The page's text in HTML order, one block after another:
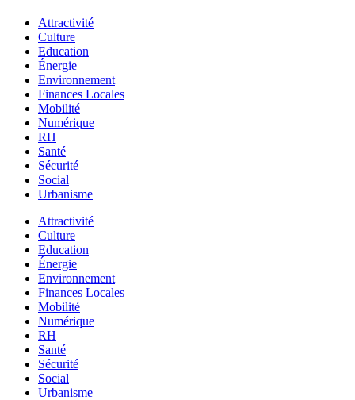
Attractivité
Culture
Education
Énergie
Environnement
Finances Locales
Mobilité
Numérique
RH
Santé
Sécurité
Social
Urbanisme
Attractivité
Culture
Education
Énergie
Environnement
Finances Locales
Mobilité
Numérique
RH
Santé
Sécurité
Social
Urbanisme